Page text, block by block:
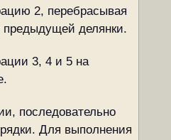
2, перебрасывая
делянки.
3, 4 и 5 на
последовательно
Для выполнения